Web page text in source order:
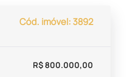
Cód. imóvel: 3892
R$ 800.000,00